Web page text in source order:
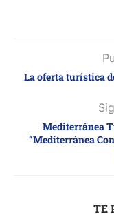
La oferta turística
Mediterránea
“Mediterránea
TE